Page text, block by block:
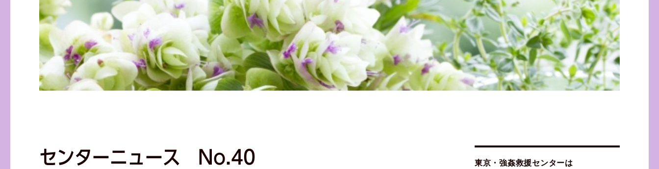
センターニュース No.40 東京・強姦救援センターは